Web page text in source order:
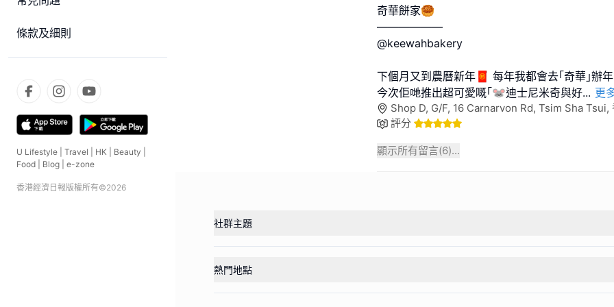
條款及細則
U Lifestyle Travel HK Beauty
Food
Blog e-zone
香港經濟日報版權所有©2026
奇華餅家🥮
——————
@keewahbakery
下個月又到農曆新年🧧 每年我都會去｢奇華｣辦年貨
今次佢哋推出超可愛嘅｢🐭迪士尼米奇與好... 更
Shop D, G/F, 16 Carnarvon Rd, Tsim Sha Tsui,
評分
顯示所有留言(6)...
社群主題
熱門地點